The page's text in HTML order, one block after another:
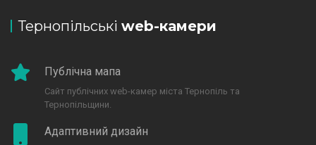
Тернопільські web-камери
Публічна мапа
Сайт публічних web-камер міста Тернопіль та
Тернопільщини.
Адаптивний дизайн